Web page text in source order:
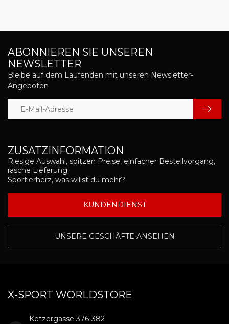
ZUSATZINFORMATION
Riesige Auswahl, spitzen Preise, einfacher Bestellvorgang,
rasche Lieferung.
Sportlerherz, was willst du mehr?
KUNDENDIENST
UNSERE GESCHÄFTE ANSEHEN
ABONNIEREN SIE UNSEREN
NEWSLETTER
Bleibe auf dem Laufenden mit unseren Newsletter-
Angeboten
X-SPORT WORLDSTORE
Ketzergasse 376-382